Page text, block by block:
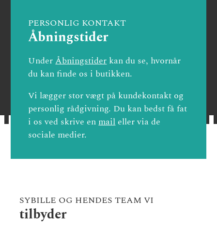
PERSONLIG KONTAKT
Åbningstider
UnderÅbningstiderkan du se, hvornår
du kan finde os i butikken.
Vi lægger stor vægt på kundekontakt og
personlig rådgivning. Du kan bedst få fat
i os ved skrive enmaileller via de
sociale medier.
SYBILLE OG HENDES TEAM VI
tilbyder